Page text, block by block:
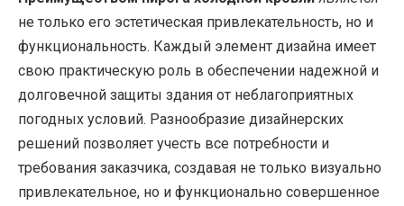
не только его эстетическая привлекательность, но и
функциональность. Каждый элемент дизайна имеет
свою практическую роль в обеспечении надежной и
долговечной защиты здания от неблагоприятных
погодных условий. Разнообразие дизайнерских
решений позволяет учесть все потребности и
требования заказчика, создавая не только визуально
привлекательное, но и функционально совершенное